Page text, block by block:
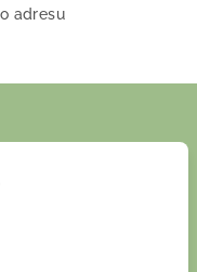
adresu